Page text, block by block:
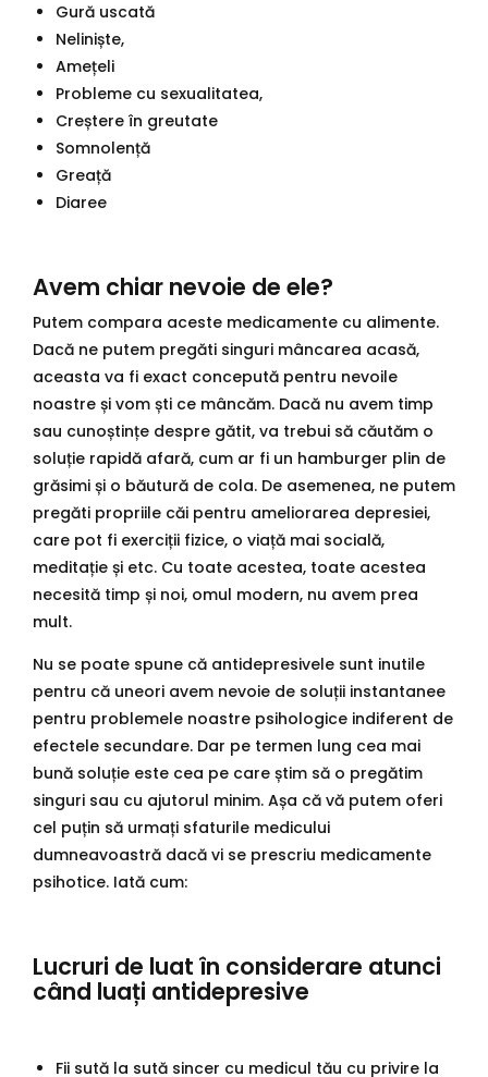
Gură uscată
Neliniște,
Amețeli
Probleme cu sexualitatea,
Creștere în greutate
Somnolență
Greață
Diaree
Avem chiar nevoie de ele?
Putem compara aceste medicamente cu alimente.
Dacă ne putem pregăti singuri mâncarea acasă,
aceasta va fi exact concepută pentru nevoile
noastre și vom ști ce mâncăm. Dacă nu avem timp
sau cunoștințe despre gătit, va trebui să căutăm o
soluție rapidă afară, cum ar fi un hamburger plin de
grăsimi și o băutură de cola. De asemenea, ne putem
pregăti propriile căi pentru ameliorarea depresiei,
care pot fi exerciții fizice, o viață mai socială,
meditație și etc. Cu toate acestea, toate acestea
necesită timp și noi, omul modern, nu avem prea
mult.
Nu se poate spune că antidepresivele sunt inutile
pentru că uneori avem nevoie de soluții instantanee
pentru problemele noastre psihologice indiferent de
efectele secundare. Dar pe termen lung cea mai
bună soluție este cea pe care știm să o pregătim
singuri sau cu ajutorul minim. Așa că vă putem oferi
cel puțin să urmați sfaturile medicului
dumneavoastră dacă vi se prescriu medicamente
psihotice. Iată cum:
Lucruri de luat în considerare atunci
când luați antidepresive
Fii sută la sută sincer cu medicul tău cu privire la